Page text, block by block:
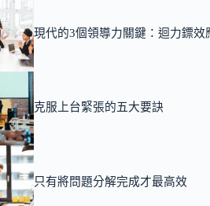
現代的3個領導力關鍵：迴力鏢效
克服上台緊張的五大要訣
只有將問題分解完成才最高效